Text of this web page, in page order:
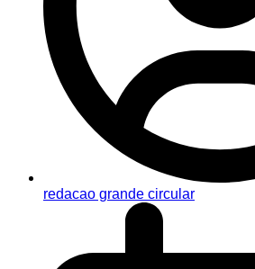
redacao grande circular